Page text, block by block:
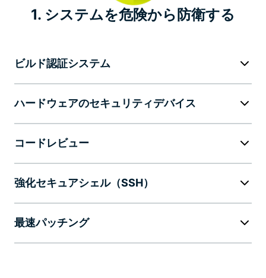
バグバウンティ報奨金
業界のリーダーシップ
1. システムを危険から防衛する
ビルド認証システム
ハードウェアのセキュリティデバイス
コードレビュー
強化セキュアシェル（SSH）
最速パッチング